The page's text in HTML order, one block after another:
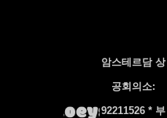
암스테르담 상
공회의소:
92211526 * 부